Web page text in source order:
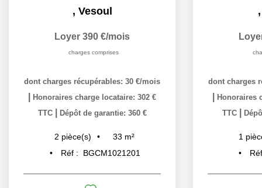
, Vesoul
Loyer 390 €/mois
charges comprises
dont charges récupérables: 30 €/mois
Honoraires charge locataire: 302 €
TTC
Dépôt de garantie: 360 €
2 pièce(s) 33 m²
Réf :
BGCM1021201
dont charges
Honoraires
TTC
1